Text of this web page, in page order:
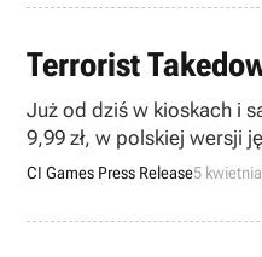
Terrorist
Już od dziś w kioskach i salonach prasowych w całym
9,99 zł, w polskiej wersji
krajach Europy Zachodniej
CI Games Press Release5